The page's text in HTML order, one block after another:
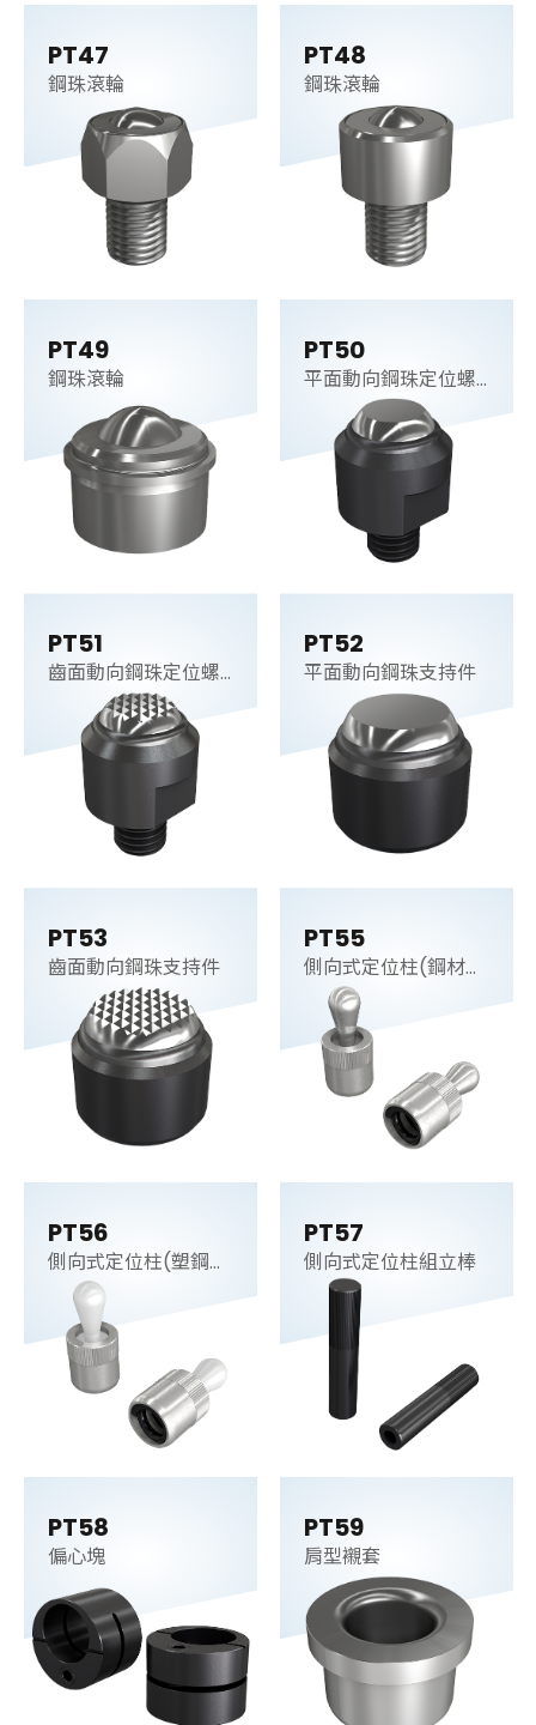
PT47
鋼珠滾輪
PT48
鋼珠滾輪
PT49
鋼珠滾輪
PT50
平面動向鋼珠定位螺
PT51
齒面動向鋼珠定位螺
PT52
平面動向鋼珠支持件
PT53
齒面動向鋼珠支持件
PT55
側向式定位柱(鋼材
梢)
PT56
側向式定位柱(塑鋼
梢)
PT57
側向式定位柱組立棒
PT58
偏心塊
PT59
肩型襯套